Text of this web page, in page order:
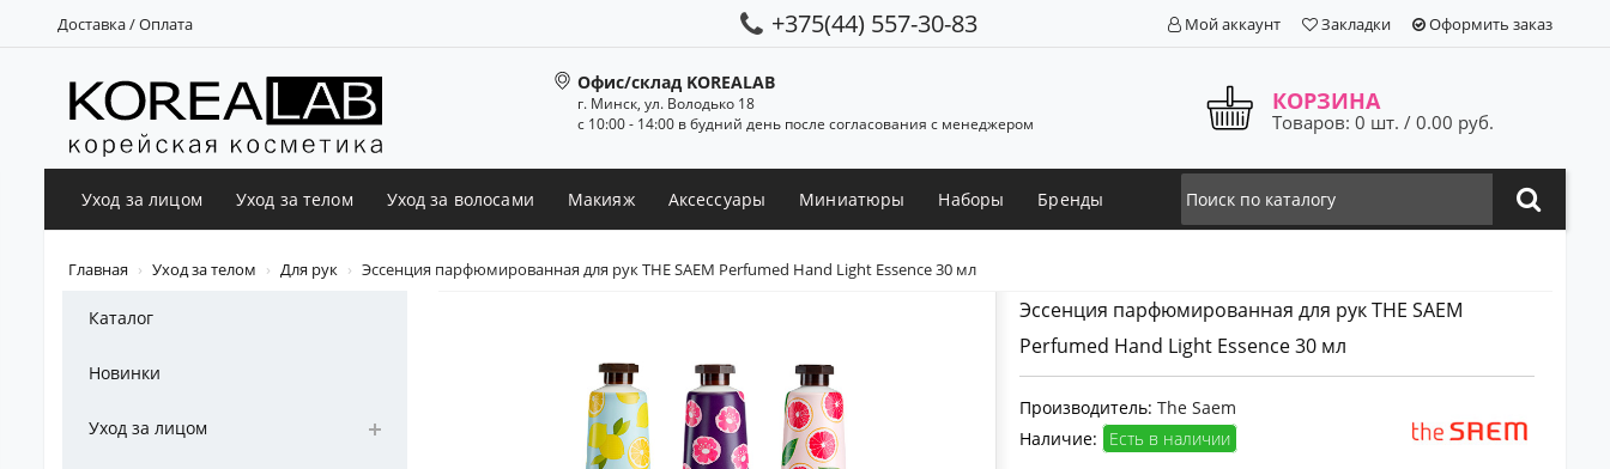
Доставка / Оплата +375(44) 557-30-83 Мой аккаунт Закладки Оформить заказ
Офис/склад KOREALAB
г. Минск, ул. Володько 18
с 10:00 - 14:00 в будний день после согласования с менеджером
КОРЗИНА
Товаров: 0 шт. / 0.00 руб.
Уход за лицом Уход за телом Уход за волосами Макияж Аксессуары Миниатюры Наборы Бренды
Главная Уход за телом Для рук Эссенция парфюмированная для рук THE SAEM Perfumed Hand Light Essence 30 мл
Каталог
Новинки
Уход за лицом
Эссенция парфюмированная для рук THE SAEM
Perfumed Hand Light Essence 30 мл
Производитель: The Saem
Наличие:
Есть в наличии